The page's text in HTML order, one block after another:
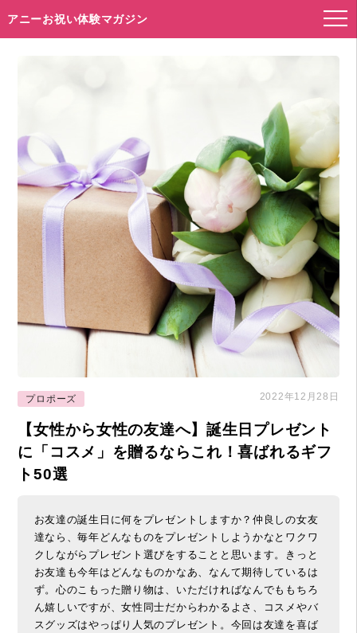
アニーお祝い体験マガジン
プロポーズ 2022年12月28日
【女性から女性の友達へ】誕生日プレゼント
に「コスメ」を贈るならこれ！喜ばれるギフ
ト50選
お友達の誕生日に何をプレゼントしますか？仲良しの女友
達なら、毎年どんなものをプレゼントしようかなとワクワ
クしながらプレゼント選びをすることと思います。きっと
お友達も今年はどんなものかなあ、なんて期待しているは
ず。心のこもった贈り物は、いただければなんでももちろ
ん嬉しいですが、女性同士だからわかるよさ、コスメやバ
スグッズはやっぱり人気のプレゼント。今回は友達を喜ば